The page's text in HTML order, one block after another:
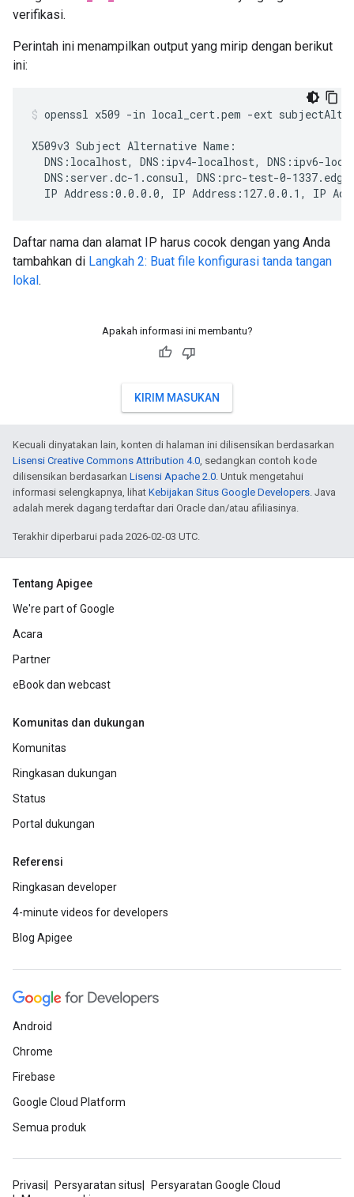
verifikasi.
Perintah ini menampilkan output yang mirip dengan berikut
ini:
openssl x509 -in local_cert.pem -ext
X509v3 Subject Alternative Name:
DNS:localhost, DNS:ipv4-localhost, DNS:ipv6-
DNS:server.dc-1.consul, DNS:prc-test-0-
IP Address:0.0.0.0, IP Address:127.0.0.1, IP
Daftar nama dan alamat IP harus cocok dengan yang Anda
tambahkan di Langkah 2: Buat file konfigurasi tanda tangan
lokal.
Apakah informasi ini membantu?
KIRIM MASUKAN
Kecuali dinyatakan lain, konten di halaman ini dilisensikan berdasarkan
Lisensi Creative Commons Attribution 4.0, sedangkan contoh kode
dilisensikan berdasarkan Lisensi Apache 2.0. Untuk mengetahui
informasi selengkapnya, lihat Kebijakan Situs Google Developers. Java
adalah merek dagang terdaftar dari Oracle dan/atau afiliasinya.
Terakhir diperbarui pada 2026-02-03 UTC.
Tentang Apigee
We're part of Google
Acara
Partner
eBook dan webcast
Komunitas dan dukungan
Komunitas
Ringkasan dukungan
Status
Portal dukungan
Referensi
Ringkasan developer
4-minute videos for developers
Blog Apigee
Android
Chrome
Firebase
Google Cloud Platform
Semua produk
Privasi Persyaratan situs
Persyaratan Google Cloud